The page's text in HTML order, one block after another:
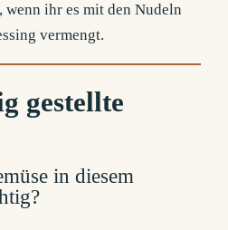
ihr es mit den Nudeln
vermengt.
gestellte
in diesem